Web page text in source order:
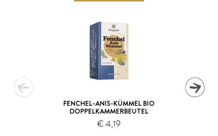
FENCHEL-ANIS-KÜMMEL BIO
DOPPELKAMMERBEUTEL
€ 4,19